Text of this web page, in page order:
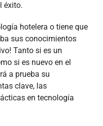
éxito.
hotelera o tiene que
sus conocimientos
Tanto si es un
si es nuevo en el
a prueba su
clave, las
en tecnología